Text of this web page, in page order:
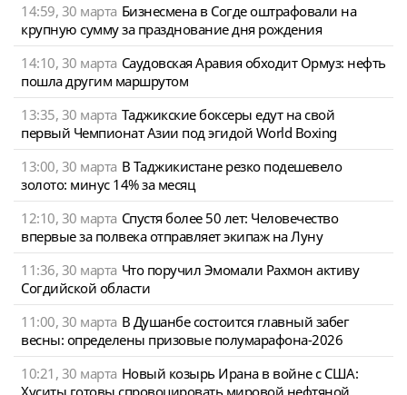
14:59, 30 марта Бизнесмена в Согде оштрафовали на
крупную сумму за празднование дня рождения
14:10, 30 марта Саудовская Аравия обходит Ормуз: нефть
пошла другим маршрутом
13:35, 30 марта Таджикские боксеры едут на свой
первый Чемпионат Азии под эгидой World Boxing
13:00, 30 марта В Таджикистане резко подешевело
золото: минус 14% за месяц
12:10, 30 марта Спустя более 50 лет: Человечество
впервые за полвека отправляет экипаж на Луну
11:36, 30 марта Что поручил Эмомали Рахмон активу
Согдийской области
11:00, 30 марта В Душанбе состоится главный забег
весны: определены призовые полумарафона-2026
10:21, 30 марта Новый козырь Ирана в войне с США:
Хуситы готовы спровоцировать мировой нефтяной